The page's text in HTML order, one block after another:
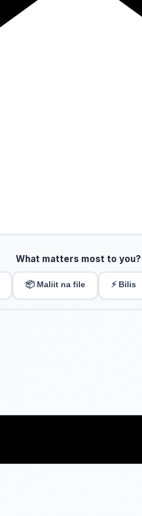
What matters most to you?
📦 Maliit na file ⚡ Bilis